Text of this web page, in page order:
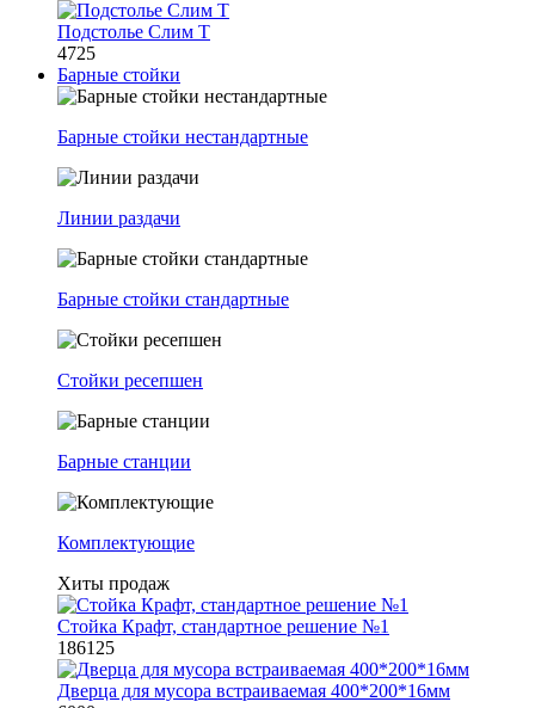
Подстолье Слим Т
4725
Барные стойки
Барные стойки нестандартные
Линии раздачи
Барные стойки стандартные
Стойки ресепшен
Барные станции
Комплектующие
Хиты продаж
Стойка Крафт, стандартное решение №1
186125
Дверца для мусора встраиваемая 400*200*16мм